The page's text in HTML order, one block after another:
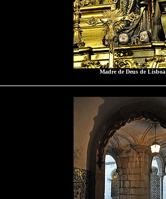
Madre de Deus de Lisboa